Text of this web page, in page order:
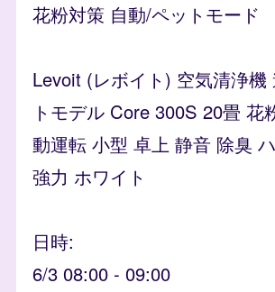
花粉対策 自動/ペットモード
Levoit (レボイト) 空気清浄機
トモデル Core 300S 20畳 花
動運転 小型 卓上 静音 除臭
強力 ホワイト
日時
6/3 08:00 - 09:00